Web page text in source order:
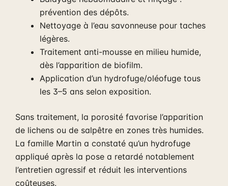
prévention des dépôts.
Nettoyage à l’eau savonneuse pour taches
légères.
Traitement anti-mousse en milieu humide,
dès l’apparition de biofilm.
Application d’un hydrofuge/oléofuge tous
les 3–5 ans selon exposition.
Sans traitement, la porosité favorise l’apparition
de lichens ou de salpêtre en zones très humides.
La famille Martin a constaté qu’un hydrofuge
appliqué après la pose a retardé notablement
l’entretien agressif et réduit les interventions
coûteuses.